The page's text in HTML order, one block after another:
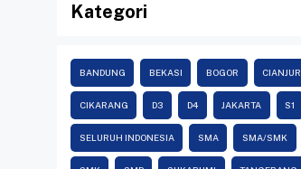
Kategori
BANDUNG BEKASI BOGOR CIANJUR
CIKARANG D3 D4 JAKARTA S1
SELURUH INDONESIA SMA SMA/SMK